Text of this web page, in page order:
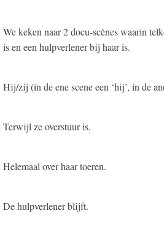
We keken naar 2 docu-scènes waarin
is en een hulpverlener bij haar is.
Hij/zij (in de ene scene een ‘hij’, in de
Terwijl ze overstuur is.
Helemaal over haar toeren.
De hulpverlener blijft.